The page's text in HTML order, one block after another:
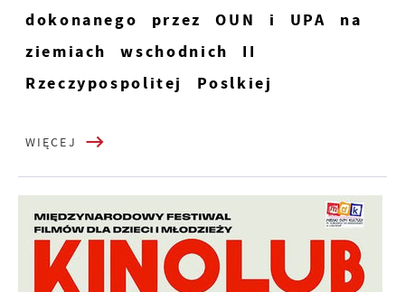
dokonanego przez OUN i UPA na
ziemiach wschodnich II
Rzeczypospolitej Poslkiej
WIĘCEJ